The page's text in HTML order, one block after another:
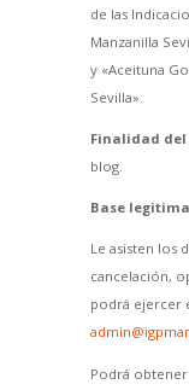
de las
Manzanilla
y «Aceituna
Sevilla».
Finalidad
blog.
Base
Le asisten los
cancelación,
podrá ejercer
Podrá